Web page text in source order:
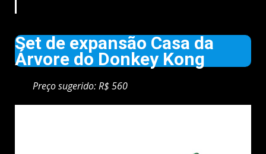
Set de expansão Casa da
Árvore do Donkey Kong
Preço sugerido: R$ 560